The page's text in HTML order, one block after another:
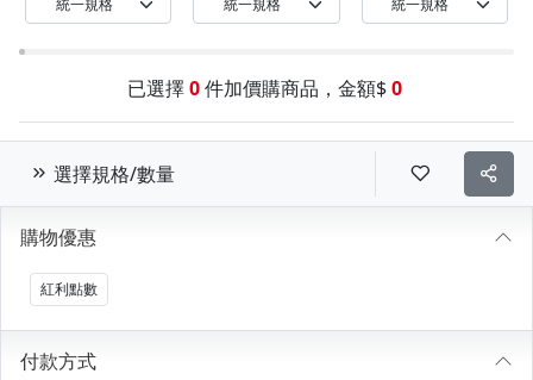
已選擇 0 件加價購商品，金額$ 0
選擇規格/數量
購物優惠
紅利點數
付款方式